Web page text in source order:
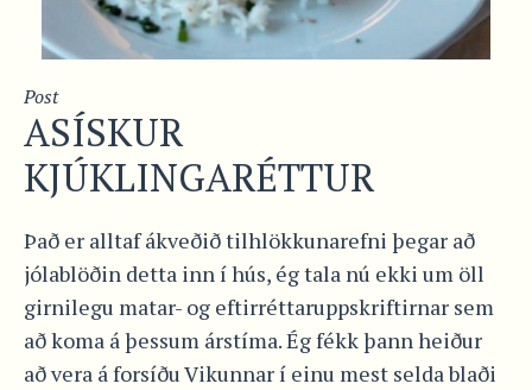
Post
ASÍSKUR
KJÚKLINGARÉTTUR
Það er alltaf ákveðið tilhlökkunarefni þegar að
jólablöðin detta inn í hús, ég tala nú ekki um öll
girnilegu matar- og eftirréttaruppskriftirnar sem
að koma á þessum árstíma. Ég fékk þann heiður
að vera á forsíðu Vikunnar í einu mest selda blaði